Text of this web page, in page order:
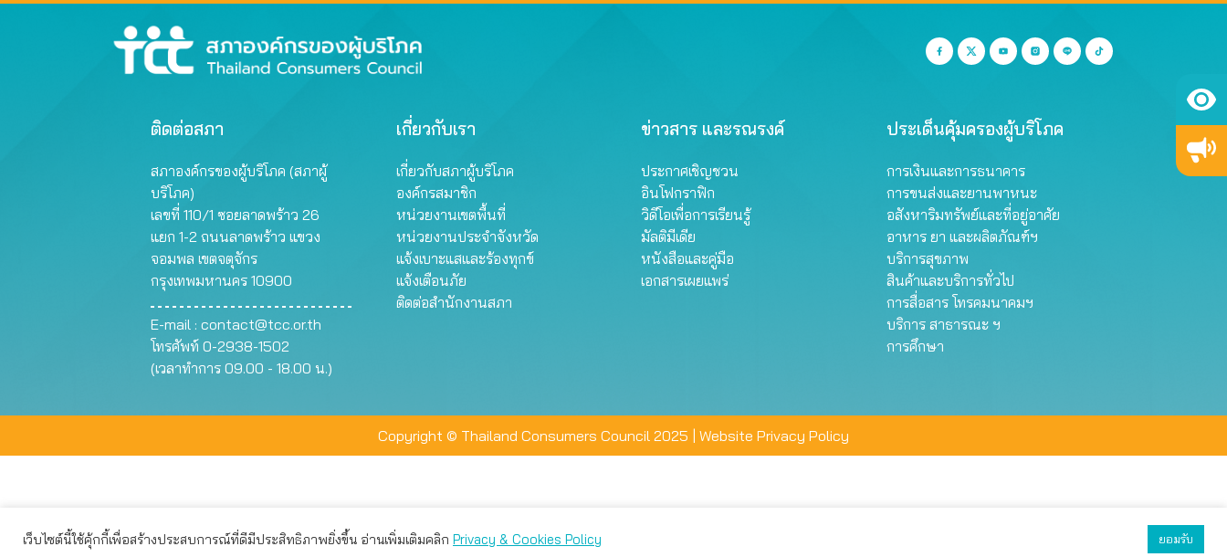
ติดต่อสภา
สภาองค์กรของผู้บริโภค (สภาผู้
บริโภค)
เลขที่ 110/1 ซอยลาดพร้าว 26
แยก 1-2 ถนนลาดพร้าว แขวง
จอมพล เขตจตุจักร
กรุงเทพมหานคร 10900
E-mail : contact@tcc.or.th
โทรศัพท์ 0-2938-1502
(เวลาทำการ 09.00 - 18.00 น.)
เกี่ยวกับเรา
เกี่ยวกับสภาผู้บริโภค
องค์กรสมาชิก
หน่วยงานเขตพื้นที่
หน่วยงานประจำจังหวัด
แจ้งเบาะแสและร้องทุกข์
แจ้งเตือนภัย
ติดต่อสำนักงานสภา
ข่าวสาร และรณรงค์
ประกาศเชิญชวน
อินโฟกราฟิก
วิดีโอเพื่อการเรียนรู้
มัลติมีเดีย
หนังสือและคู่มือ
เอกสารเผยแพร่
ประเด็นคุ้มครองผู้บริโภค
การเงินและการธนาคาร
การขนส่งและยานพาหนะ
อสังหาริมทรัพย์และที่อยู่อาศัย
อาหาร ยา และผลิตภัณฑ์ฯ
บริการสุขภาพ
สินค้าและบริการทั่วไป
การสื่อสาร โทรคมนาคมฯ
บริการ สาธารณะ ฯ
การศึกษา
Copyright © Thailand Consumers Council 2025 | Website Privacy Policy
เว็บไซต์นี้ใช้คุ้กกี้เพื่อสร้างประสบการณ์ที่ดีมีประสิทธิภาพยิ่งขึ้น อ่านเพิ่มเติมคลิก Privacy & Cookies Policy ยอมรับ
เว็บไซต์นี้ใช้คุกกี้เพื่อมอบประสบการณ์การใช้งานที่ดีให้แก่ท่าน คุณสามารถเลือกตั้งค่าความเป็นส่วนตัวได้